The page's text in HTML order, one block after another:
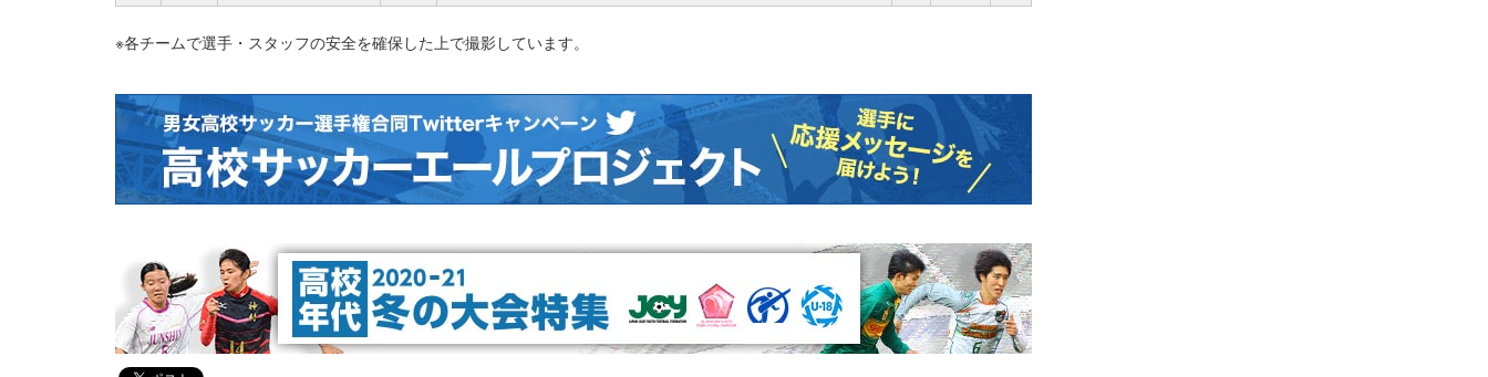
※各チームで選手・スタッフの安全を確保した上で撮影しています。